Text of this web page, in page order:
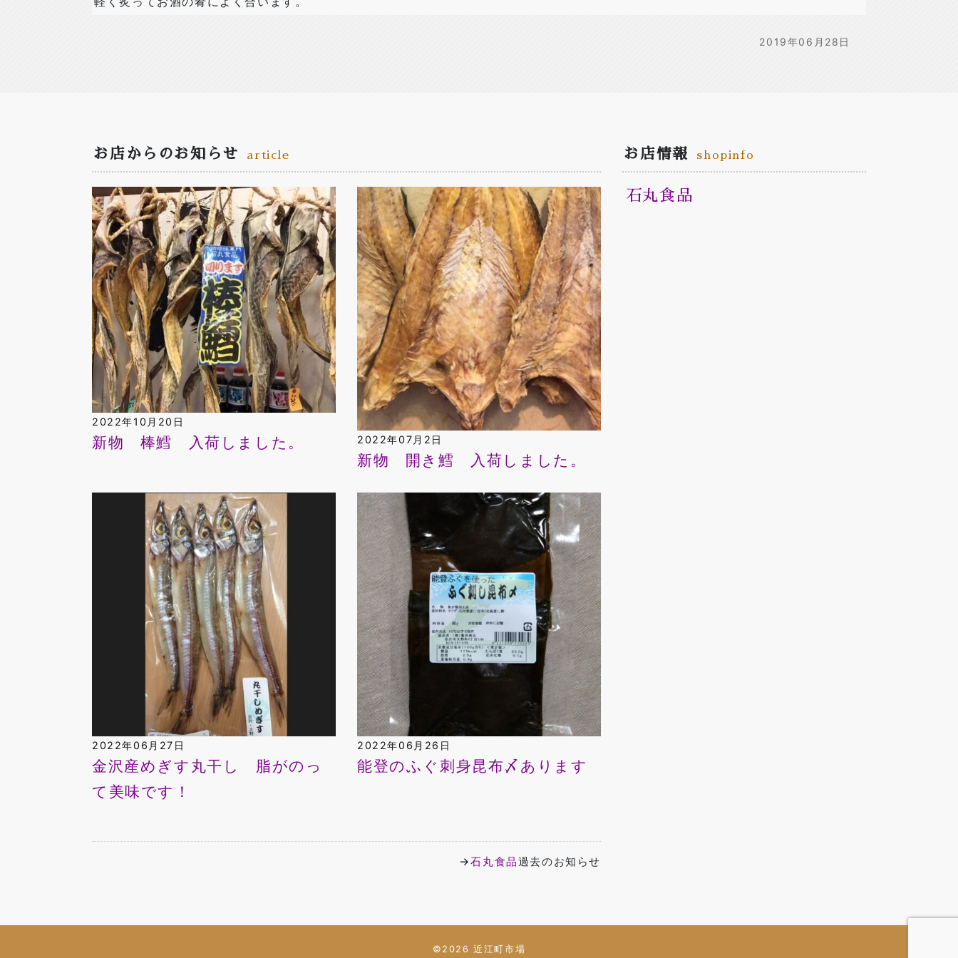
2019年06月28日
お店からのお知らせ article
2022年10月20日
新物 棒鱈 入荷しました。 2022年07月2日
新物 開き鱈 入荷しました。
2022年06月27日
金沢産めぎす丸干し 脂がのっ
て美味です！
2022年06月26日
能登のふぐ刺身昆布〆あります
→石丸食品過去のお知らせ
お店情報 shopinfo
石丸食品
©2026 近江町市場